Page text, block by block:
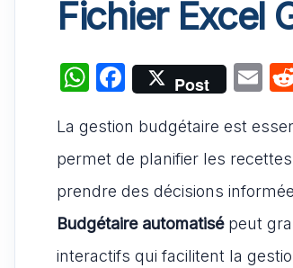
Fichier Excel
W
at
s
A
p
p
F
a
c
e
b
o
o
Post
E
ai
l
La gestion budgétaire est
permet de planifier les
prendre des décisions
Budgétaire automatisé peut
interactifs qui facilitent la